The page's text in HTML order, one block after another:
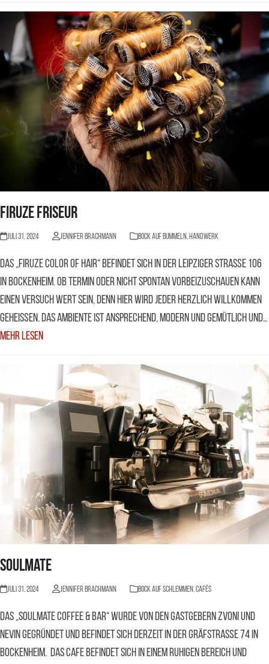
Firuze Friseur
Juli 31, 2024 Jennifer Brachmann BOCK AUF BUMMELN,Handwerk
Das „Firuze Color of Hair“ befindet sich in der Leipziger Straße 106
in Bockenheim. Ob Termin oder nicht spontan vorbeizuschauen kann
einen Versuch wert sein, denn hier wird jeder herzlich willkommen
geheißen. Das Ambiente ist ansprechend, modern und gemütlich und…
Mehr Lesen
Soulmate
Juli 31, 2024 Jennifer Brachmann BOCK AUF SCHLEMMEN,Cafés
Das „Soulmate Coffee & Bar“ wurde von den Gastgebern Zvoni und
Nevin gegründet und befindet sich derzeit in der Gräfstraße 74 in
Bockenheim. Das Cafe befindet sich in einem ruhigen Bereich und